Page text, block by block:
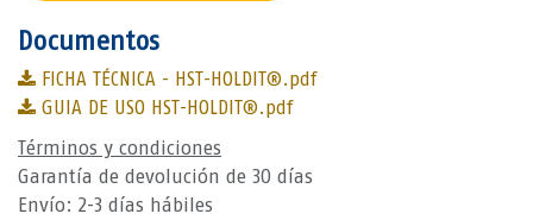
Documentos
FICHA TÉCNICA - HST-HOLDIT®.pdf
GUIA DE USO HST-HOLDIT®.pdf
Términos y condiciones
Garantía de devolución de 30 días
Envío: 2-3 días hábiles